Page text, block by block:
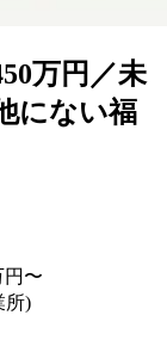
万円／未
にない福
円〜
所)